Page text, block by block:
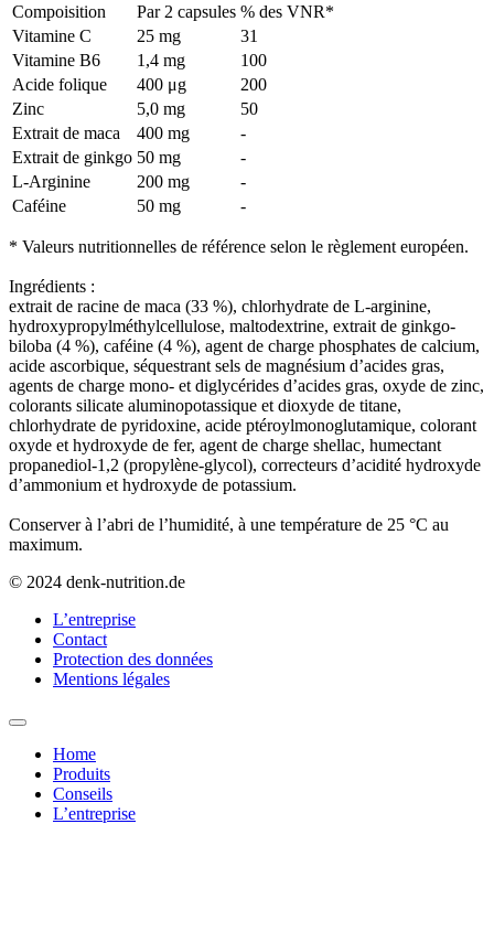
Compoisition
Par 2 capsules % des VNR*
Vitamine C
25 mg
31
Vitamine B6
1,4 mg
100
Acide folique
400 μg
200
Zinc
5,0 mg
50
Extrait de maca
400 mg
-
Extrait de ginkgo 50 mg
-
L-Arginine
200 mg
-
Caféine
50 mg -
* Valeurs nutritionnelles de référence selon le règlement européen.
Ingrédients :
extrait de racine de maca (33 %), chlorhydrate de L-arginine,
hydroxypropylméthylcellulose, maltodextrine, extrait de ginkgo-
biloba (4 %), caféine (4 %), agent de charge phosphates de calcium,
acide ascorbique, séquestrant sels de magnésium d’acides gras,
agents de charge mono- et diglycérides d’acides gras, oxyde de zinc,
colorants silicate aluminopotassique et dioxyde de titane,
chlorhydrate de pyridoxine, acide ptéroylmonoglutamique, colorant
oxyde et hydroxyde de fer, agent de charge shellac, humectant
propanediol-1,2 (propylène-glycol), correcteurs d’acidité hydroxyde
d’ammonium et hydroxyde de potassium.
Conserver à l’abri de l’humidité, à une température de 25 °C au
maximum.
© 2024 denk-nutrition.de
L’entreprise
Contact
Protection des données
Mentions légales
Home
Produits
Conseils
L’entreprise